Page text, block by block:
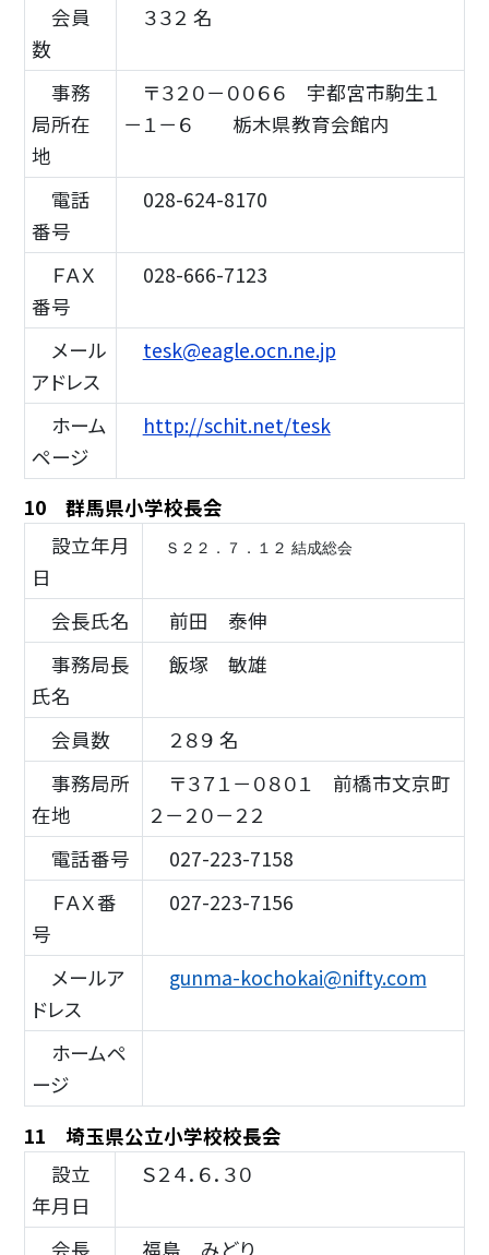
会員
数
３３２ 名
事務
局所在
地
〒３２０－００６６ 宇都宮市駒生１
－１－６ 栃木県教育会館内
電話
番号
028-624-8170
ＦＡＸ
番号
028-666-7123
メール
アドレス
tesk@eagle.ocn.ne.jp
ホーム
ページ
http://schit.net/tesk
10 群馬県小学校長会
設立年月
日
Ｓ２２．７．１２ 結成総会
会長氏名
前田 泰伸
事務局長
氏名
飯塚 敏雄
会員数
２８９ 名
事務局所
在地
〒３７１－０８０１ 前橋市文京町
２－２０－２２
電話番号
027-223-7158
ＦＡＸ番
号
027-223-7156
メールア
ドレス
gunma-kochokai@nifty.com
ホームペ
ージ
11 埼玉県公立小学校校長会
設立
年月日
Ｓ２４．６．３０
会長 福島 みどり